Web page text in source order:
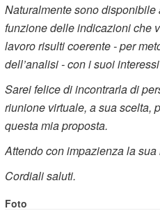
Naturalmente sono
funzione delle indicazioni che
lavoro risulti coerente - per
dell’analisi - con i suoi
Sarei felice di incontrarla di
riunione virtuale, a sua scelta,
questa mia proposta.
Attendo con impazienza la sua
Cordiali saluti.
Foto